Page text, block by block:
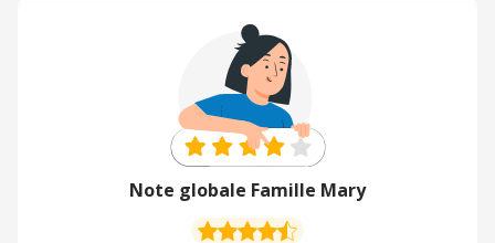
Note globale Famille Mary